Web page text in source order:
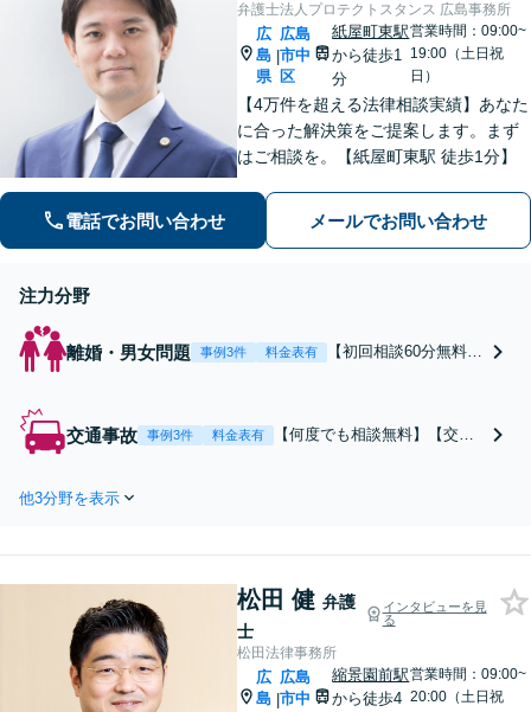
弁護士法人プロテクトスタンス 広島事務所
広
島
県
|
広島
市中
区
紙屋町東駅
から徒歩1
分
営業時間：09:00~
19:00（土日祝
日）
【4万件を超える法律相談実績】あなた
に合った解決策をご提案します。まず
はご相談を。【紙屋町東駅 徒歩1分】
電話でお問い合わせ メールでお問い合わせ
注力分野
離婚・男女問題 事例3件 料金表有
【初回相談60分無料】
豊富な相談実績】【着
手金の返金保証あり】
婚・男女問題の解決実
績が豊富です。
交通事故 事例3件 料金表有
【何度でも相談無料】【交通
険会社と交渉し、治療期間の
ります。後遺障害の等級認定
の手続きなどもお任せくださ
い。
他3分野を表示
松田 健 弁護
士
インタビューを見
る
松田法律事務所
広
島 |
広島
市中
縮景園前駅
から徒歩4
営業時間：09:00~
20:00（土日祝